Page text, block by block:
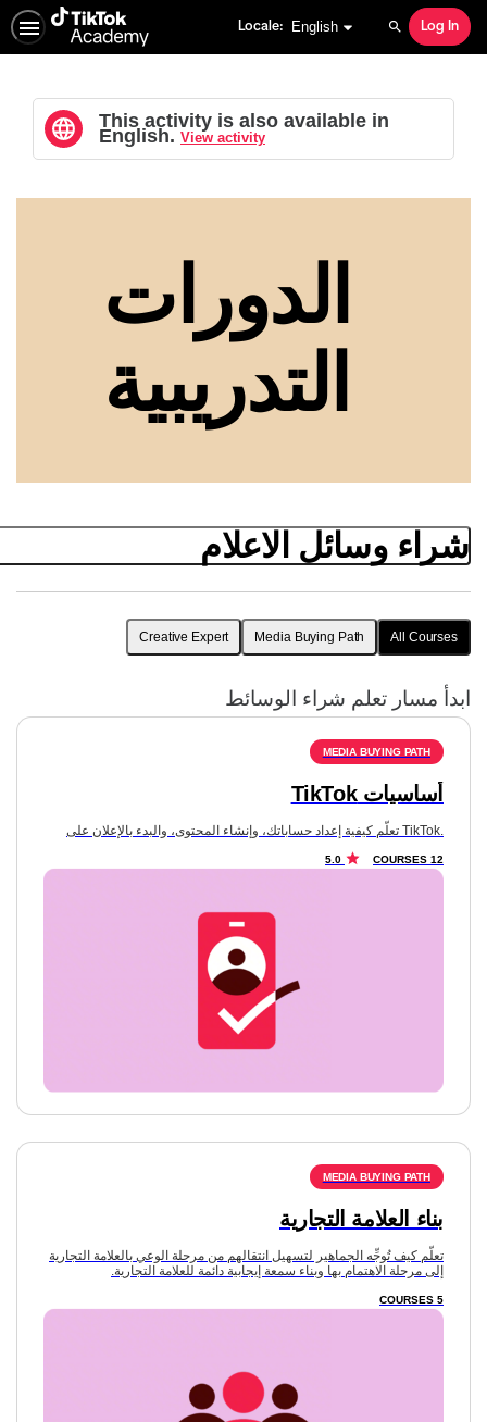
Locale:
English selected English Search
Log In
This activity is also available in
English. View activity
الدورات
التدريبية
شراء وسائل الاعلام
All Courses
Media Buying Path
Creative Expert
ابدأ مسار تعلم شراء الوسائط
أساسيات TikTok
.TikTok تعلّم كيفية إعداد حساباتك، وإنشاء المحتوى، والبدء بالإعلان على
5.0
بناء العلامة التجارية
تعلّم كيف تُوجِّه الجماهير لتسهيل انتقالهم من مرحلة الوعي بالعلامة التجارية
إلى مرحلة الاهتمام بها وبناء سمعة إيجابية دائمة للعلامة التجارية.